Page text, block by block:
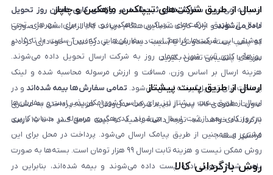
اندیشه می‌شود. سفارش‌های ثبت‌شده در روزهای کاری همان روز تحویل
داده می‌شوندو ارائه کارت شناسایی هنگام دریافت کالا الزامی است. در صورتی
که پلمپ بسته مخدوش یا آسیب دیده باشد، از دریافت آن خودداری کرده و
سریعاً با پشتیبانی تماس بگیرید.
ارسال از طریق شرکت‌های تیپاکس، ماهکس و چاپار
ارسال از طریق شرکت‌های تیپاکس، ماهکس و چاپار برای شهرهای تحت
پوشش این شرکت‌ها فراهم است. سفارش‌هایی که بین ساعت ۱۰ تا ۱۵ در
روزهای کاری ثبت شوند، همان روز به شرکت ارسال تحویل داده می‌شوند.
هزینه ارسال بر اساس وزن، مسافت و ارزش مرسوله محاسبه شده و لینک
پرداخت برای تحویل‌گیرنده ارسال می‌شود. تمامی سفارش‌ها بیمه شده‌اند و در
صورت مفقودی کالا، پس از تایید شرکت حمل‌ونقل، هزینه پرداختی به مشتری
بازگردانده خواهد شد. توجه داشته باشید که بیمه شامل کسر ۱۰ تا ۱۵ درصد
فرانشیز است.
ارسال از طریق پست پیشتاز
ارسال از طریق پست پیشتاز نیز برای سراسر کشور امکان‌پذیر است و سفارش‌ها
در روز کاری بعد از ثبت، ارسال می‌شوند. کد رهگیری مرسوله در حساب کاربری
مشتری و همچنین از طریق پیامک ارسال می‌شود. پرداخت در محل برای این
روش ممکن نیست و هزینه ثابت ارسال ۹۹ هزار تومان است. بسته‌ها به صورت
پلمپ شده تحویل اداره پست داده می‌شوند و بیمه شده‌اند، بنابراین در
روش بازگردانی کالا